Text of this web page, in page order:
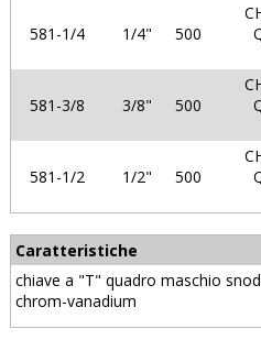
581-1/4 1/4" 500
581-3/8 3/8" 500
581-1/2 1/2" 500
Caratteristiche
chiave a "T" quadro maschio
chrom-vanadium